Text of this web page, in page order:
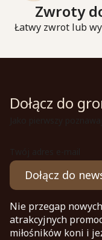
Zwroty
Łatwy zwrot lub
Dołącz do
Dołącz do
Nie przegap
atrakcyjnych
miłośników koni i